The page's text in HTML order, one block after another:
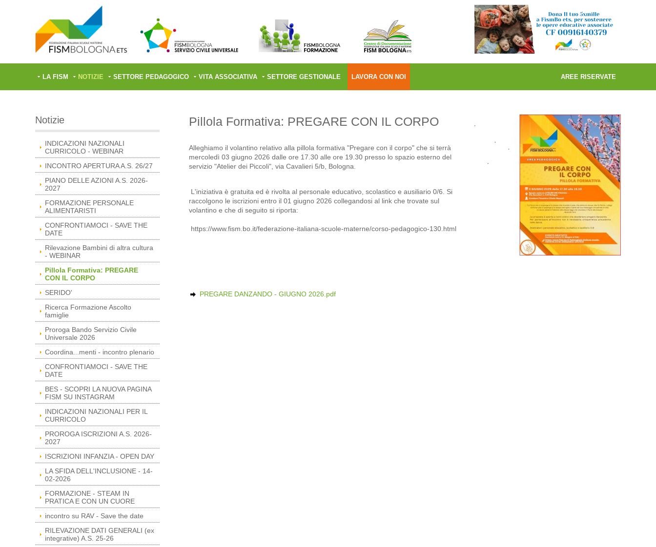
LA FISM NOTIZIE SETTORE PEDAGOGICO VITA ASSOCIATIVA SETTORE GESTIONALE LAVORA CON NOI AREE RISERVATE
Notizie
INDICAZIONI NAZIONALI
CURRICOLO - WEBINAR
INCONTRO APERTURA A.S. 26/27
PIANO DELLE AZIONI A.S. 2026-
2027
FORMAZIONE PERSONALE
ALIMENTARISTI
CONFRONTIAMOCI - SAVE THE
DATE
Rilevazione Bambini di altra cultura
- WEBINAR
Pillola Formativa: PREGARE
CON IL CORPO
SERIDO'
Ricerca Formazione Ascolto
famiglie
Proroga Bando Servizio Civile
Universale 2026
Coordina...menti - incontro plenario
CONFRONTIAMOCI - SAVE THE
DATE
BES - SCOPRI LA NUOVA PAGINA
FISM SU INSTAGRAM
INDICAZIONI NAZIONALI PER IL
CURRICOLO
PROROGA ISCRIZIONI A.S. 2026-
2027
ISCRIZIONI INFANZIA - OPEN DAY
LA SFIDA DELL'INCLUSIONE - 14-
02-2026
FORMAZIONE - STEAM IN
PRATICA E CON UN CUORE
incontro su RAV - Save the date
RILEVAZIONE DATI GENERALI (ex
integrative) A.S. 25-26
Pillola Formativa: PREGARE CON IL CORPO
Alleghiamo il volantino relativo alla pillola formativa "Pregare con il corpo" che si terrà
mercoledì 03 giugno 2026 dalle ore 17.30 alle ore 19.30 presso lo spazio esterno del
servizio "Atelier dei Piccoli", via Cavalieri 5/b, Bologna.
L'iniziativa è gratuita ed è rivolta al personale educativo, scolastico e ausiliario 0/6. Si
raccolgono le iscrizioni entro il 01 giugno 2026 collegandosi al link che trovate sul
volantino e che di seguito si riporta:
https://www.fism.bo.it/federazione-italiana-scuole-materne/corso-pedagogico-130.html
PREGARE DANZANDO - GIUGNO 2026.pdf